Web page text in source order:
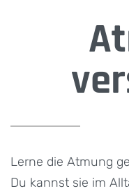
Lerne die Atmung
Du kannst sie im